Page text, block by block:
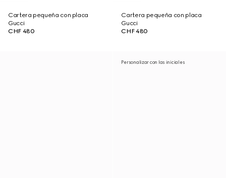
Cartera pequeña con placa
Gucci
CHF 480
Cartera pequeña con placa
Gucci
CHF 480
Personalizar con las iniciales